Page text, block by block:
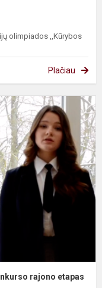
olimpiados ,,Kūrybos
Plačiau
rajono etapas